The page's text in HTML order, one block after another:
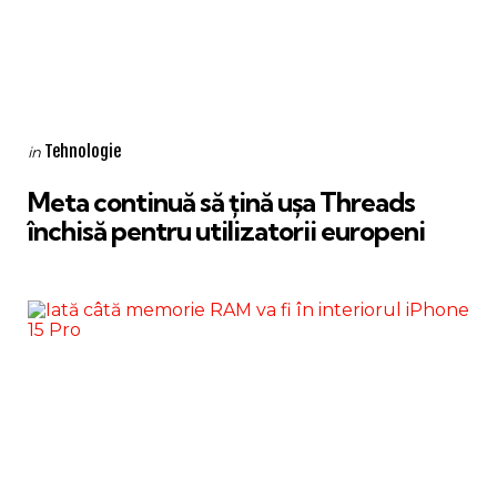
Categories
Posted
in Tehnologie
Meta continuă să țină ușa Threads
închisă pentru utilizatorii europeni